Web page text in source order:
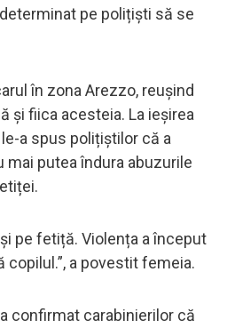
pe polițiști să se
în zona Arezzo, reușind
și fiica acesteia. La ieșirea
a spus polițiștilor că a
mai putea îndura abuzurile
pe fetiță. Violența a început
copilul.”, a povestit femeia.
confirmat carabinierilor că